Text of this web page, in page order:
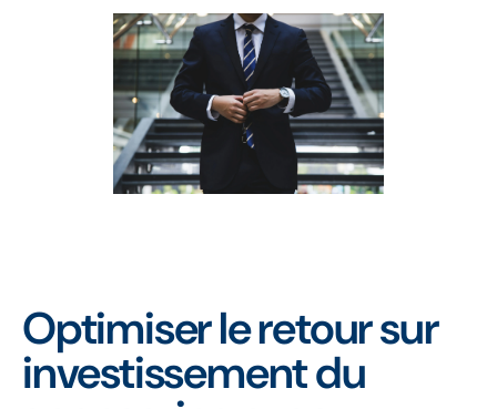
Optimiser le retour sur
investissement du